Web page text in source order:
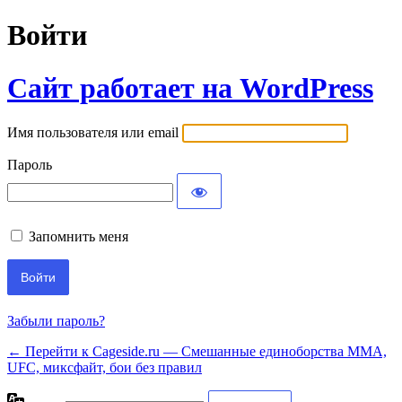
Войти
Сайт работает на WordPress
Имя пользователя или email
Пароль
Запомнить меня
Забыли пароль?
← Перейти к Cageside.ru — Смешанные единоборства MMA,
UFC, миксфайт, бои без правил